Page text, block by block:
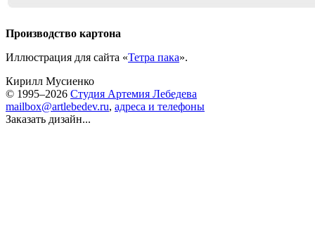
Производство картона
Иллюстрация для сайта «Тетра пака».
Кирилл Мусиенко
© 1995–2026 Студия Артемия Лебедева
mailbox@artlebedev.ru, адреса и телефоны
Заказать дизайн...